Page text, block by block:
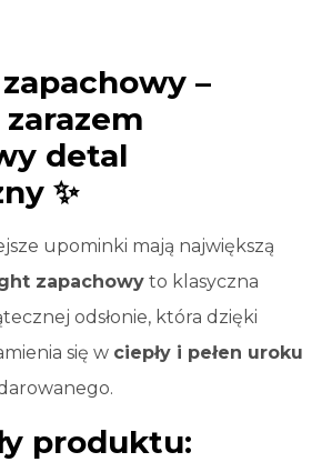
–
detal
✨
upominki mają największą
zapachowy to klasyczna
odsłonie, która dzięki
się w ciepły i pełen uroku
produktu: